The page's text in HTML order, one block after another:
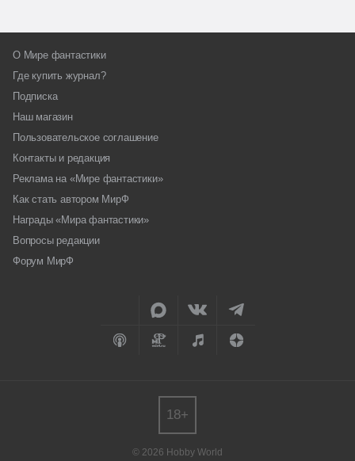
О Мире фантастики
Где купить журнал?
Подписка
Наш магазин
Пользовательское соглашение
Контакты и редакция
Реклама на «Мире фантастики»
Как стать автором МирФ
Награды «Мира фантастики»
Вопросы редакции
Форум МирФ
© 2026 Hobby World
18+